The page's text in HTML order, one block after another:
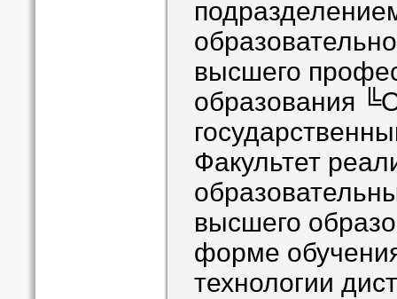
высшего
образования
Факультет
высшего
форме
технологии